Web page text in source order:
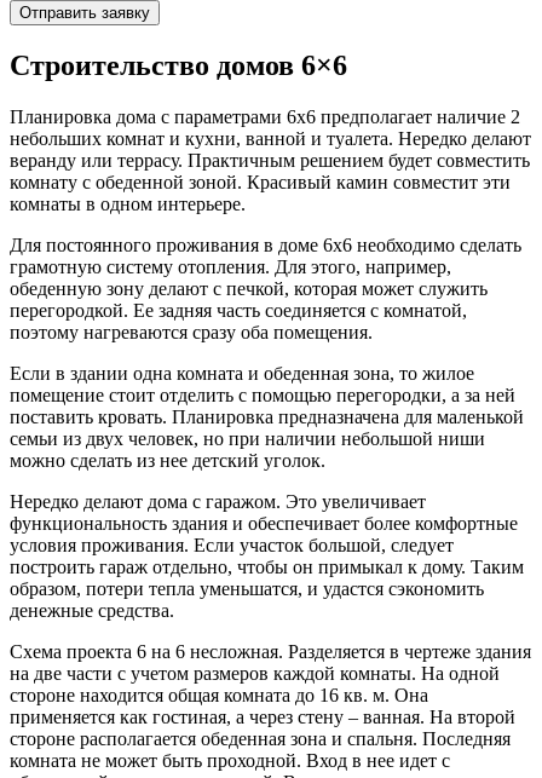
Отправить заявку
Строительство домов 6×6
Планировка дома с параметрами 6х6 предполагает наличие 2
небольших комнат и кухни, ванной и туалета. Нередко делают
веранду или террасу. Практичным решением будет совместить
комнату с обеденной зоной. Красивый камин совместит эти
комнаты в одном интерьере.
Для постоянного проживания в доме 6х6 необходимо сделать
грамотную систему отопления. Для этого, например,
обеденную зону делают с печкой, которая может служить
перегородкой. Ее задняя часть соединяется с комнатой,
поэтому нагреваются сразу оба помещения.
Если в здании одна комната и обеденная зона, то жилое
помещение стоит отделить с помощью перегородки, а за ней
поставить кровать. Планировка предназначена для маленькой
семьи из двух человек, но при наличии небольшой ниши
можно сделать из нее детский уголок.
Нередко делают дома с гаражом. Это увеличивает
функциональность здания и обеспечивает более комфортные
условия проживания. Если участок большой, следует
построить гараж отдельно, чтобы он примыкал к дому. Таким
образом, потери тепла уменьшатся, и удастся сэкономить
денежные средства.
Схема проекта 6 на 6 несложная. Разделяется в чертеже здания
на две части с учетом размеров каждой комнаты. На одной
стороне находится общая комната до 16 кв. м. Она
применяется как гостиная, а через стену – ванная. На второй
стороне располагается обеденная зона и спальня. Последняя
комната не может быть проходной. Вход в нее идет с